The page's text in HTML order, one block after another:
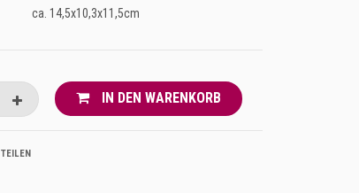
ca. 14,5x10,3x11,5cm
IN DEN WARENKORB
TEILEN